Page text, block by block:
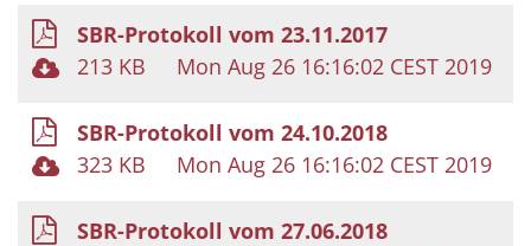
SBR-Protokoll vom 23.11.2017
213 KB
Mon Aug 26 16:16:02 CEST 2019
SBR-Protokoll vom 24.10.2018
323 KB
Mon Aug 26 16:16:02 CEST 2019
SBR-Protokoll vom 27.06.2018